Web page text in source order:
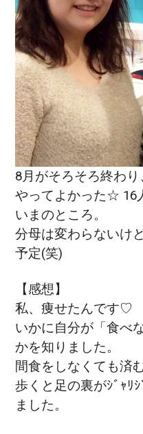
8月がそろそろ終わり
やってよかった☆ 16
いまのところ。
分母は変わらないけ
予定(笑)
【感想】
私、痩せたんです♡
いかに自分が「食べ
かを知りました。
間食をしなくても済
歩くと足の裏がｼﾞｬﾘ
ました。